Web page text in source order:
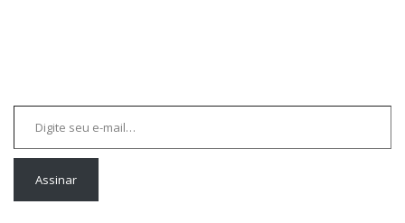
Digite seu e-mail…
Assinar